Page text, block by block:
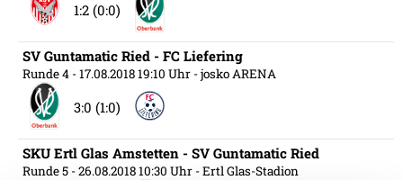
1:2 (0:0)
SV Guntamatic Ried - FC Liefering
Runde 4 - 17.08.2018 19:10 Uhr - josko ARENA
3:0 (1:0)
SKU Ertl Glas Amstetten - SV Guntamatic Ried
Runde 5 - 26.08.2018 10:30 Uhr - Ertl Glas-Stadion